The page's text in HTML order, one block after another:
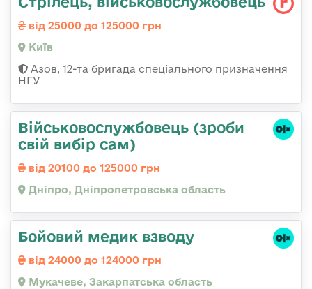
від 25000 до 125000 грн
Київ
Азов, 12-та бригада спеціального призначення
НГУ
Військовослужбовець (зроби
свій вибір сам)
від 20100 до 125000 грн
Дніпро, Дніпропетровська область
Бойовий медик взводу
від 24000 до 124000 грн
Мукачеве, Закарпатська область